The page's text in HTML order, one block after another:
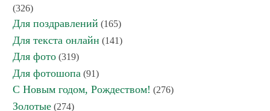
(326)
Для поздравлений (165)
Для текста онлайн (141)
Для фото (319)
Для фотошопа (91)
С Новым годом, Рождеством! (276)
Золотые (274)